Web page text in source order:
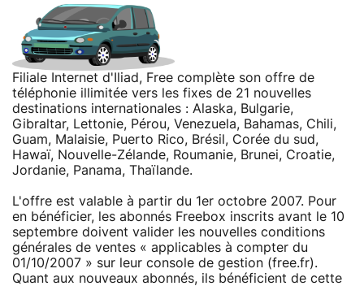
Filiale Internet d'Iliad, Free complète son offre de
téléphonie illimitée vers les fixes de 21 nouvelles
destinations internationales : Alaska, Bulgarie,
Gibraltar, Lettonie, Pérou, Venezuela, Bahamas, Chili,
Guam, Malaisie, Puerto Rico, Brésil, Corée du sud,
Hawaï, Nouvelle-Zélande, Roumanie, Brunei, Croatie,
Jordanie, Panama, Thaïlande.
L'offre est valable à partir du 1er octobre 2007. Pour
en bénéficier, les abonnés Freebox inscrits avant le 10
septembre doivent valider les nouvelles conditions
générales de ventes « applicables à compter du
01/10/2007 » sur leur console de gestion (free.fr).
Quant aux nouveaux abonnés, ils bénéficient de cette